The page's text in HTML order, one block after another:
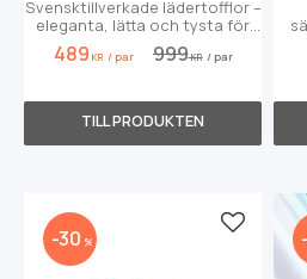
Svensktillverkade lädertofflor –
eleganta, lätta och tysta för
alla tillfällen.
489 KR /par 999KR /par
30 % Lägg